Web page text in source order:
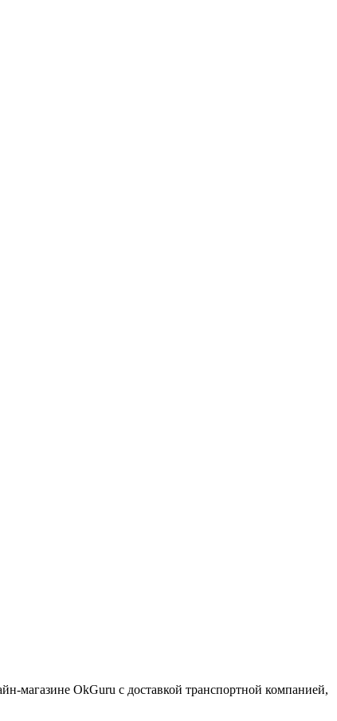
магазине OkGuru с доставкой транспортной компанией,